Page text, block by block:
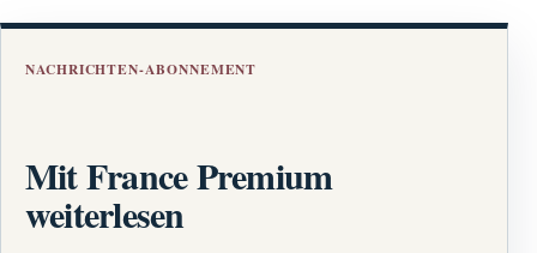
NACHRICHTEN-ABONNEMENT
Mit France Premium
weiterlesen